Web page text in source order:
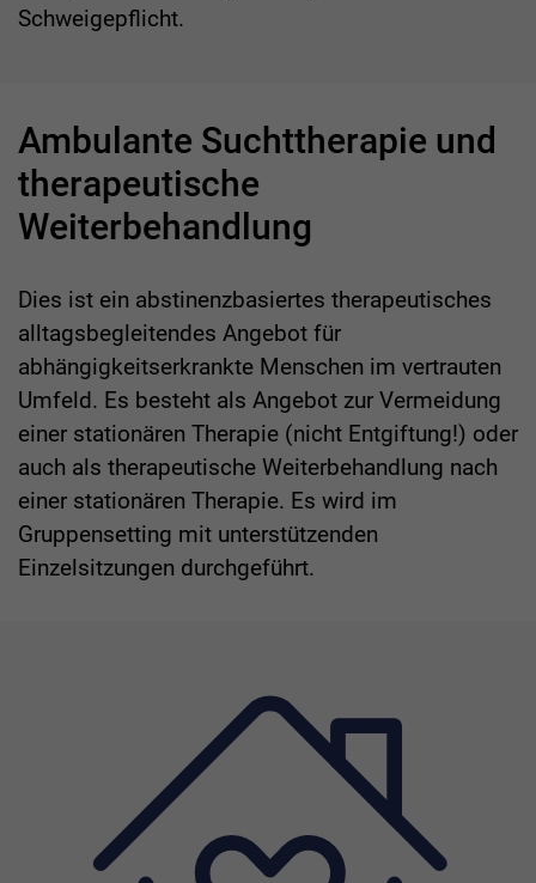
Schweigepflicht.
Ambulante Suchttherapie und
therapeutische
Weiterbehandlung
Dies ist ein abstinenzbasiertes therapeutisches
alltagsbegleitendes Angebot für
abhängigkeitserkrankte Menschen im vertrauten
Umfeld. Es besteht als Angebot zur Vermeidung
einer stationären Therapie (nicht Entgiftung!) oder
auch als therapeutische Weiterbehandlung nach
einer stationären Therapie. Es wird im
Gruppensetting mit unterstützenden
Einzelsitzungen durchgeführt.